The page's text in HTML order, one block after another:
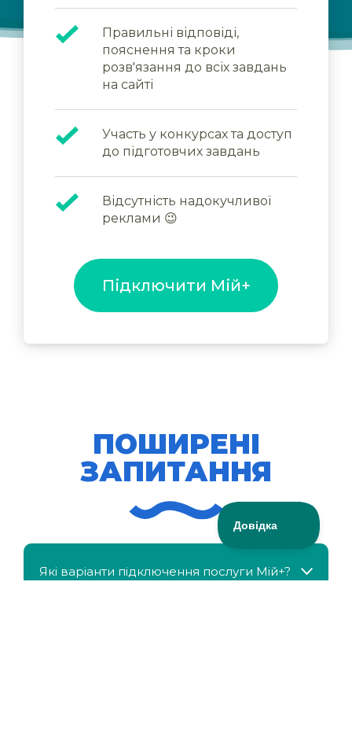
Правильні відповіді,
пояснення та кроки
розв'язання до всіх завдань
на сайті
Участь у конкурсах та доступ
до підготовчих завдань
Відсутність надокучливої
реклами 😉
Підключити Мій+
ПОШИРЕНІ
ЗАПИТАННЯ
Які варіанти підключення послуги Мій+?